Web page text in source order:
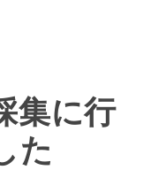
集に行
た